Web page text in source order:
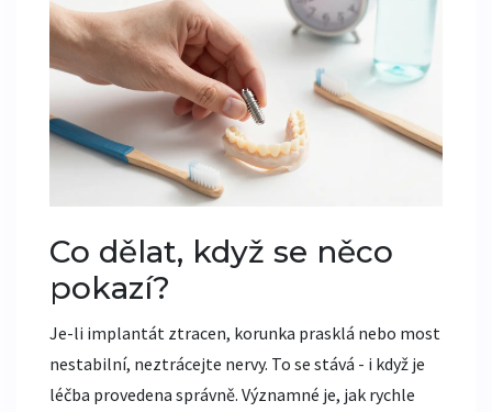
Co dělat, když se něco
pokazí?
Je-li implantát ztracen, korunka prasklá nebo most
nestabilní, neztrácejte nervy. To se stává - i když je
léčba provedena správně. Významné je, jak rychle